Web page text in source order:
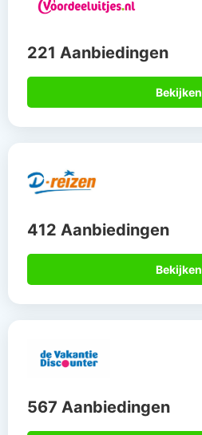
221 Aanbiedingen
Bekijken
412 Aanbiedingen
Bekijken
567 Aanbiedingen